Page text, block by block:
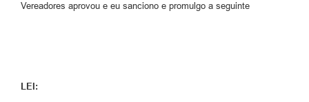
Vereadores aprovou e eu sanciono e promulgo a seguinte
LEI: